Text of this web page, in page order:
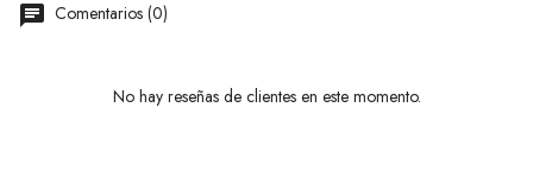
Comentarios (0)
No hay reseñas de clientes en este momento.